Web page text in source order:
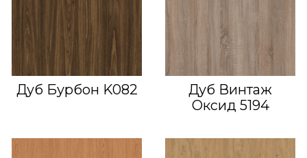
Дуб Бурбон K082
Дуб Винтаж
Оксид 5194